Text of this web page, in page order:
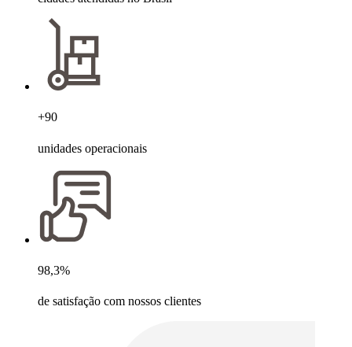
+90
unidades operacionais
98,3%
de satisfação com nossos clientes